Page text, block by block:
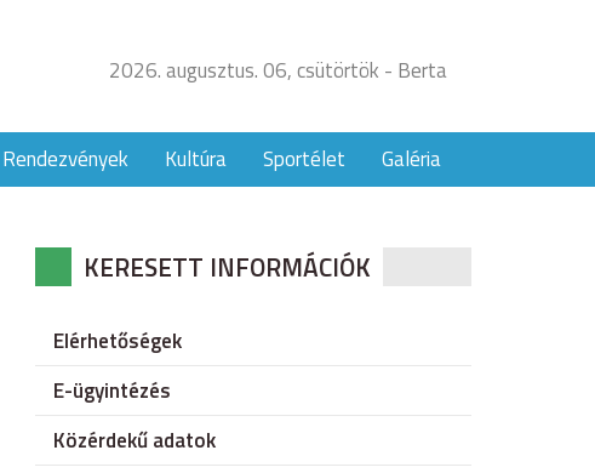
2026. augusztus. 06, csütörtök - Berta
Rendezvények Kultúra Sportélet Galéria
KERESETT INFORMÁCIÓK
Elérhetőségek
E-ügyintézés
Közérdekű adatok